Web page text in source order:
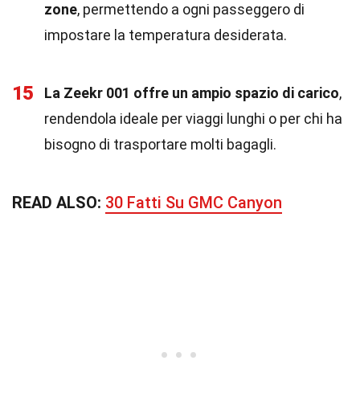
zone, permettendo a ogni passeggero di
impostare la temperatura desiderata.
15 La Zeekr 001 offre un ampio spazio di carico,
rendendola ideale per viaggi lunghi o per chi ha
bisogno di trasportare molti bagagli.
READ ALSO: 30 Fatti Su GMC Canyon